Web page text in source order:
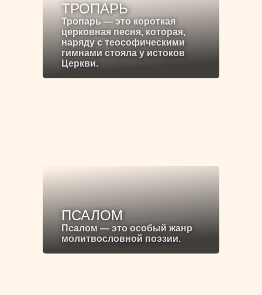
ТРОПАРЬ
Тропарь — это короткая
церковная песня, которая,
наряду с теософическими
гимнами стояла у истоков
Церкви.
ПСАЛОМ
Псалом — это особый жанр
молитвословной поэзии.